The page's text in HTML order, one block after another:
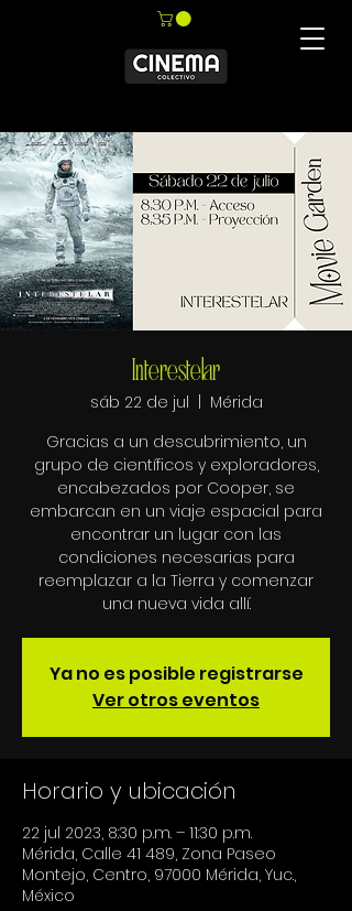
Interestelar
sáb 22 de jul
Mérida
Gracias a un descubrimiento, un
grupo de científicos y exploradores,
encabezados por Cooper, se
embarcan en un viaje espacial para
encontrar un lugar con las
condiciones necesarias para
reemplazar a la Tierra y comenzar
una nueva vida allí.
Ya no es posible registrarse
Ver otros eventos
Horario y ubicación
22 jul 2023, 8:30 p.m. – 11:30 p.m.
Mérida, Calle 41 489, Zona Paseo
Montejo, Centro, 97000 Mérida, Yuc.,
México